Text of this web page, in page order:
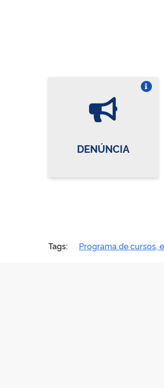
DENÚNCIA
Tags: Programa de cursos,